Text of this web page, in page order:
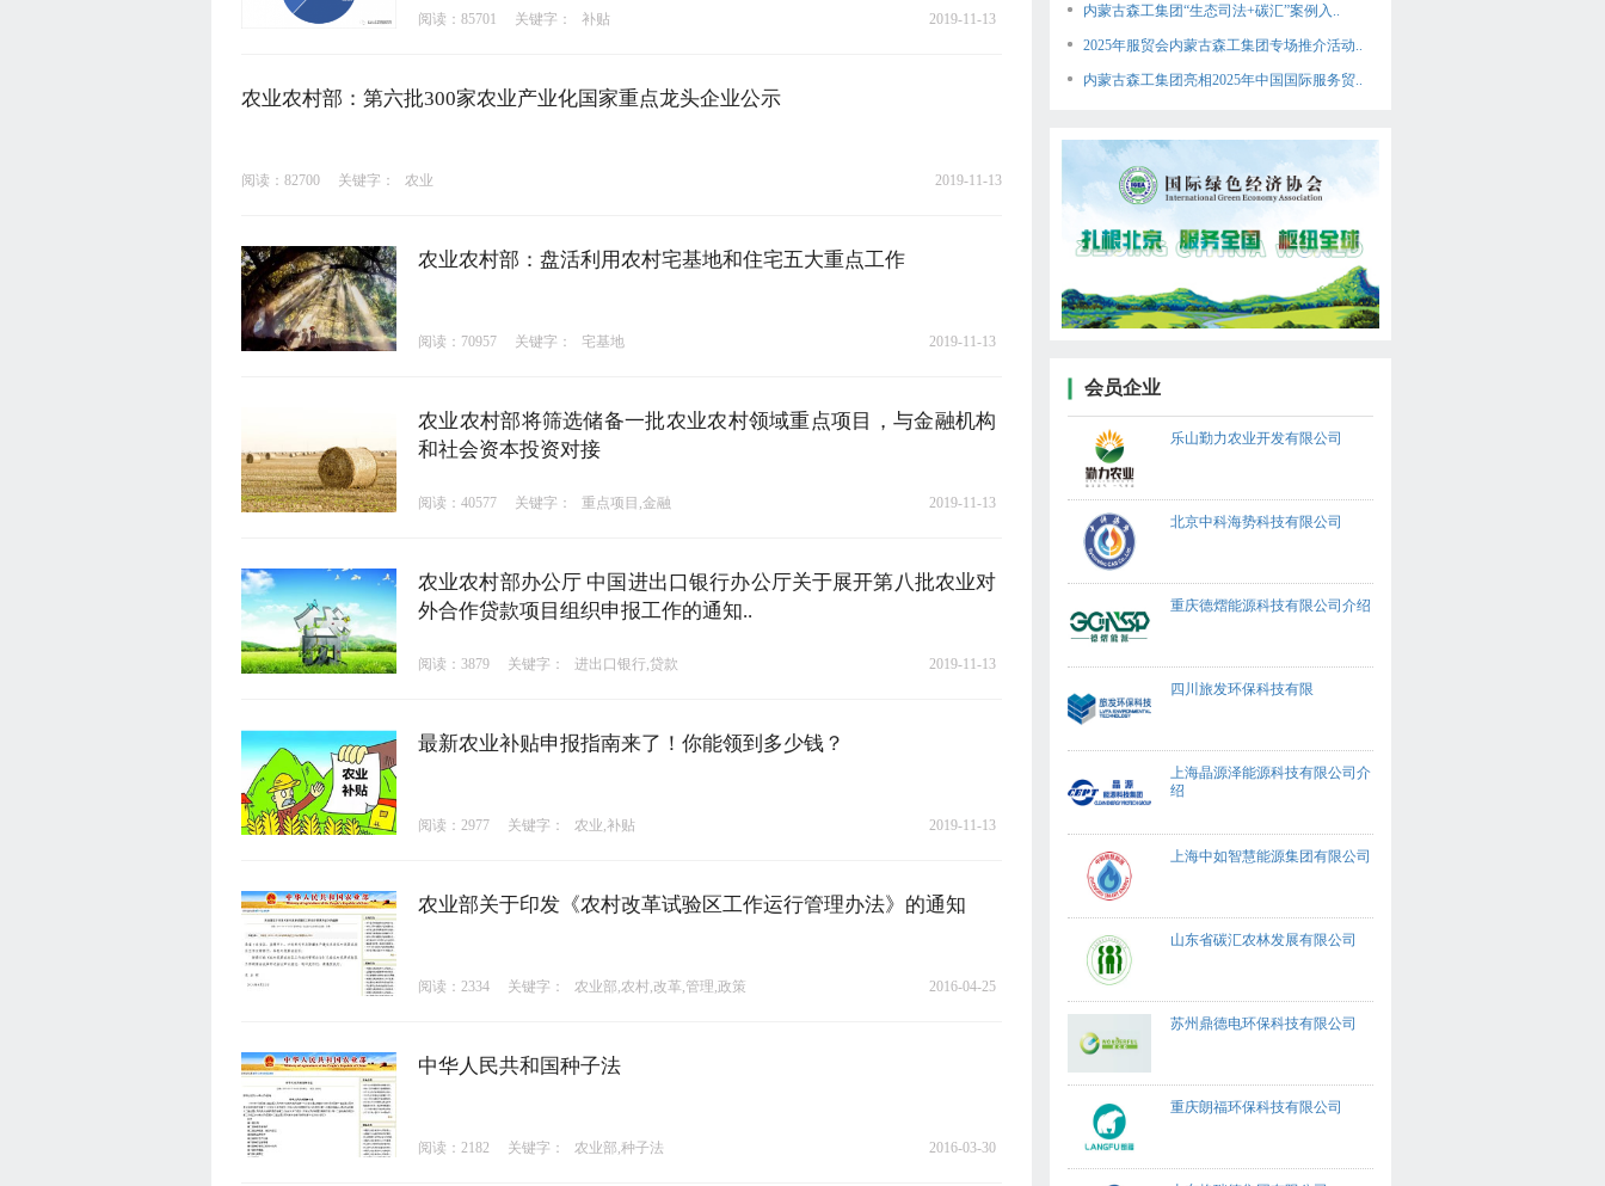
阅读：85701 关键字： 补贴 2019-11-13
农业农村部：第六批300家农业产业化国家重点龙头企业公示
阅读：82700 关键字： 农业 2019-11-13
农业农村部：盘活利用农村宅基地和住宅五大重点工作
阅读：70957 关键字： 宅基地 2019-11-13
农业农村部将筛选储备一批农业农村领域重点项目，与金融机构
和社会资本投资对接
阅读：40577 关键字： 重点项目,金融 2019-11-13
农业农村部办公厅 中国进出口银行办公厅关于展开第八批农业对
外合作贷款项目组织申报工作的通知..
阅读：3879 关键字： 进出口银行,贷款 2019-11-13
最新农业补贴申报指南来了！你能领到多少钱？
阅读：2977 关键字： 农业,补贴 2019-11-13
农业部关于印发《农村改革试验区工作运行管理办法》的通知
阅读：2334 关键字： 农业部,农村,改革,管理,政策 2016-04-25
中华人民共和国种子法
阅读：2182 关键字： 农业部,种子法 2016-03-30
内蒙古森工集团“生态司法+碳汇”案例入..
2025年服贸会内蒙古森工集团专场推介活动..
内蒙古森工集团亮相2025年中国国际服务贸..
会员企业
乐山勤力农业开发有限公司
北京中科海势科技有限公司
重庆德熠能源科技有限公司介绍
四川旅发环保科技有限
上海晶源泽能源科技有限公司介
绍
上海中如智慧能源集团有限公司
山东省碳汇农林发展有限公司
苏州鼎德电环保科技有限公司
重庆朗福环保科技有限公司